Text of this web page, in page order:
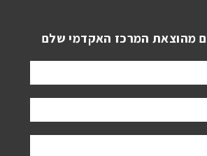
מהוצאת המרכז האקדמי שלם